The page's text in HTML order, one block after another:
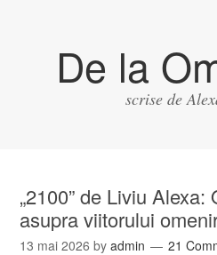
De la
scrise de
„2100” de Liviu
asupra viitorului
13 mai 2026 byadmin 21